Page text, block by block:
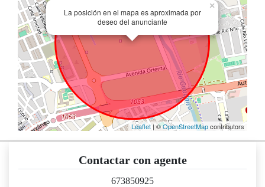
La posición en el mapa es aproximada por
deseo del anunciante
×
Leaflet| ©OpenStreetMapcontributors
Contactar con agente
673850925